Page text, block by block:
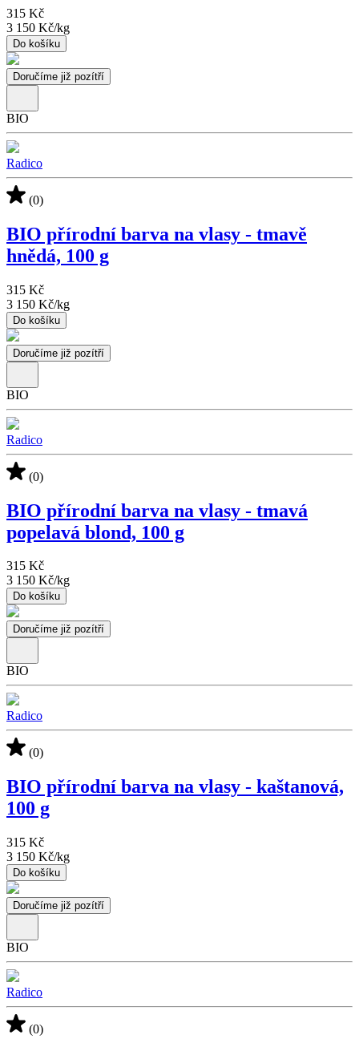
315 Kč
3 150 Kč/kg
Do košíku
Doručíme již pozítří
BIO
Radico
(0)
BIO přírodní barva na vlasy - tmavě
hnědá, 100 g
315 Kč
3 150 Kč/kg
Do košíku
Doručíme již pozítří
BIO
Radico
(0)
BIO přírodní barva na vlasy - tmavá
popelavá blond, 100 g
315 Kč
3 150 Kč/kg
Do košíku
Doručíme již pozítří
BIO
Radico
(0)
BIO přírodní barva na vlasy - kaštanová,
100 g
315 Kč
3 150 Kč/kg
Do košíku
Doručíme již pozítří
BIO
Radico
(0)